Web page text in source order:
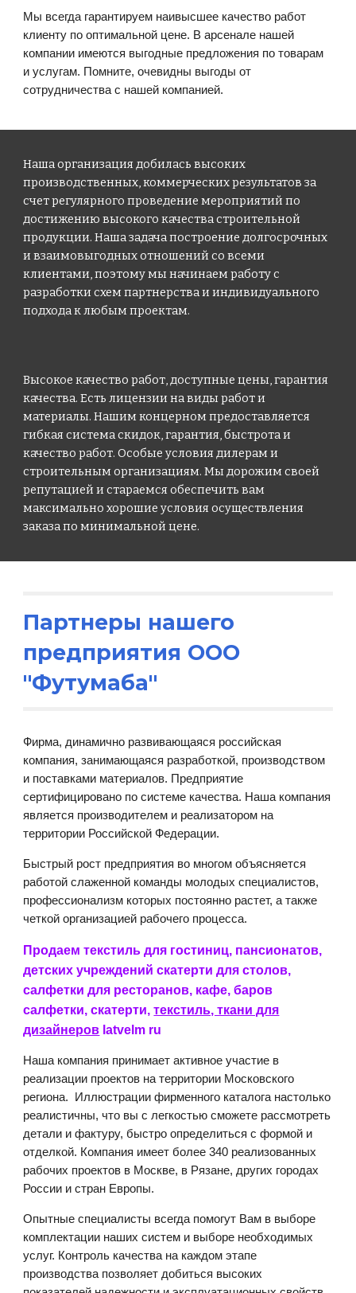
Мы всегда гарантируем наивысшее качество работ
клиенту по оптимальной цене. В арсенале нашей
компании имеются выгодные предложения по товарам
и услугам. Помните, очевидны выгоды от
сотрудничества с нашей компанией.
Наша организация добилась высоких
производственных, коммерческих результатов за
счет регулярного проведение мероприятий по
достижению высокого качества строительной
продукции. Наша задача построение долгосрочных
и взаимовыгодных отношений со всеми
клиентами, поэтому мы начинаем работу с
разработки схем партнерства и индивидуального
подхода к любым проектам.
Высокое качество работ, доступные цены, гарантия
качества. Есть лицензии на виды работ и
материалы. Нашим концерном предоставляется
гибкая система скидок, гарантия, быстрота и
качество работ. Особые условия дилерам и
строительным организациям. Мы дорожим своей
репутацией и стараемся обеспечить вам
максимально хорошие условия осуществления
заказа по минимальной цене.
Партнеры нашего
предприятия ООО
"Футумаба"
Фирма, динамично развивающаяся российская
компания, занимающаяся разработкой, производством
и поставками материалов. Предприятие
сертифицировано по системе качества. Наша компания
является производителем и реализатором на
территории Российской Федерации.
Быстрый рост предприятия во многом объясняется
работой слаженной команды молодых специалистов,
профессионализм которых постоянно растет, а также
четкой организацией рабочего процесса.
Продаем текстиль для гостиниц, пансионатов,
детских учреждений скатерти для столов,
салфетки для ресторанов, кафе, баров
салфетки, скатерти,текстиль, ткани для
дизайнеров latvelm ru
Наша компания принимает активное участие в
реализации проектов на территории Московского
региона. Иллюстрации фирменного каталога настолько
реалистичны, что вы с легкостью сможете рассмотреть
детали и фактуру, быстро определиться с формой и
отделкой. Компания имеет более 340 реализованных
рабочих проектов в Москве, в Рязане, других городах
России и стран Европы.
Опытные специалисты всегда помогут Вам в выборе
комплектации наших систем и выборе необходимых
услуг. Контроль качества на каждом этапе
производства позволяет добиться высоких